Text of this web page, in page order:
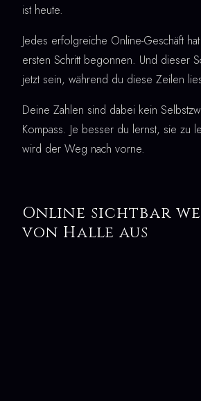
ist heute.
Jedes erfolgreiche Online-Geschäft
ersten Schritt begonnen. Und dieser
jetzt sein, während du diese Zeilen
Deine Zahlen sind dabei kein
Kompass. Je besser du lernst, sie zu
wird der Weg nach vorne.
Online sichtbar
von Halle aus